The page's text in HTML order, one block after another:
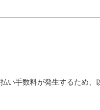
い手数料が発生するため、